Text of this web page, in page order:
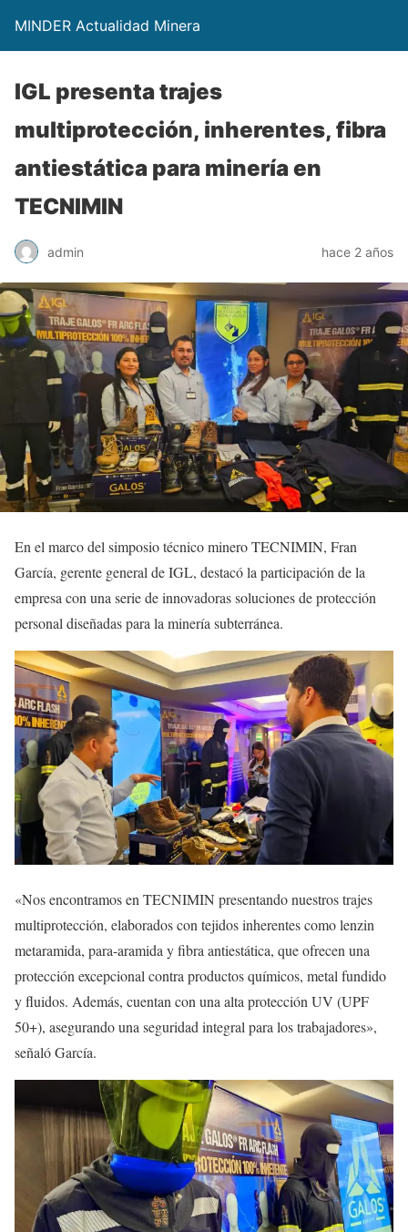
MINDER Actualidad Minera
IGL presenta trajes
multiprotección, inherentes, fibra
antiestática para minería en
TECNIMIN
admin hace 2 años
En el marco del simposio técnico minero TECNIMIN, Fran
García, gerente general de IGL, destacó la participación de la
empresa con una serie de innovadoras soluciones de protección
personal diseñadas para la minería subterránea.
«Nos encontramos en TECNIMIN presentando nuestros trajes
multiprotección, elaborados con tejidos inherentes como lenzin
metaramida, para-aramida y fibra antiestática, que ofrecen una
protección excepcional contra productos químicos, metal fundido
y fluidos. Además, cuentan con una alta protección UV (UPF
50+), asegurando una seguridad integral para los trabajadores»,
señaló García.